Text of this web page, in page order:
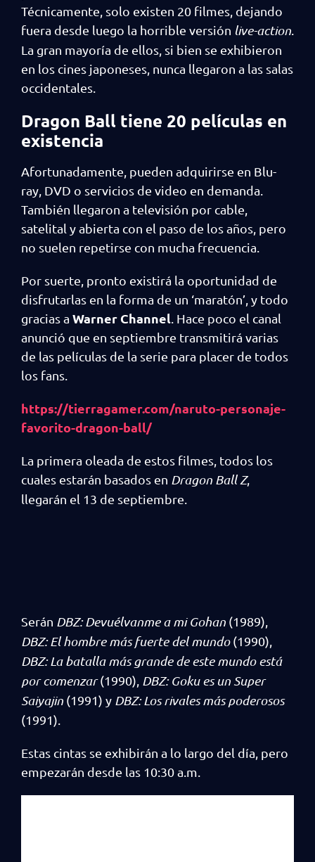
Técnicamente, solo existen 20 filmes, dejando
fuera desde luego la horrible versión live-action
La gran mayoría de ellos, si bien se exhibieron
en los cines japoneses, nunca llegaron a las salas
occidentales.
Dragon Ball tiene 20 películas en
existencia
Afortunadamente, pueden adquirirse en Blu-
ray, DVD o servicios de video en demanda.
También llegaron a televisión por cable,
satelital y abierta con el paso de los años, pero
no suelen repetirse con mucha frecuencia.
Por suerte, pronto existirá la oportunidad de
disfrutarlas en la forma de un ‘maratón’, y todo
gracias a Warner Channel . Hace poco el canal
anunció que en septiembre transmitirá varias
de las películas de la serie para placer de todos
los fans.
https://tierragamer.com/naruto-personaje-
favorito-dragon-ball/
La primera oleada de estos filmes, todos los
cuales estarán basados en Dragon Ball Z,
llegarán el 13 de septiembre.
Serán DBZ: Devuélvanme a mi Gohan (1989),
DBZ: El hombre más fuerte del mundo(1990),
DBZ: La batalla más grande de este mundo está
por comenzar(1990), DBZ: Goku es un Super
Saiyajin (1991) y DBZ: Los rivales más poderosos
(1991).
Estas cintas se exhibirán a lo largo del día, pero
empezarán desde las 10:30 a.m.